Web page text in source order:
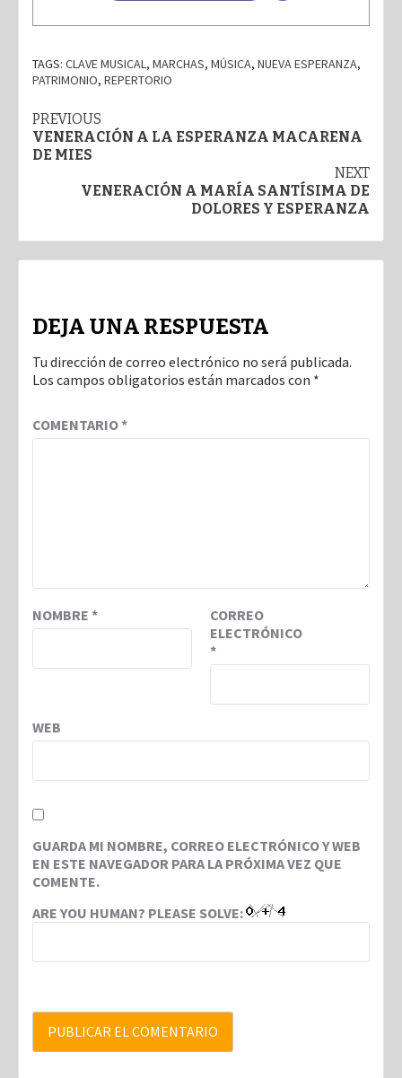
TAGS: CLAVE MUSICAL, MARCHAS, MÚSICA, NUEVA ESPERANZA,
PATRIMONIO, REPERTORIO
Post
navigation
PREVIOUS
VENERACIÓN A LA ESPERANZA MACARENA
DE MIES
NEXT
VENERACIÓN A MARÍA SANTÍSIMA DE
DOLORES Y ESPERANZA
DEJA UNA RESPUESTA
Tu dirección de correo electrónico no será publicada.
Los campos obligatorios están marcados con *
COMENTARIO*
NOMBRE *
CORREO
ELECTRÓNICO
*
WEB
GUARDA MI NOMBRE, CORREO ELECTRÓNICO Y WEB
EN ESTE NAVEGADOR PARA LA PRÓXIMA VEZ QUE
COMENTE.
ARE YOU HUMAN? PLEASE SOLVE: